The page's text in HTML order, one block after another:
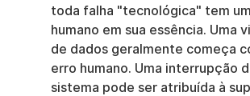
toda falha "tecnológica" tem
humano em sua essência. Uma
de dados geralmente começa
erro humano. Uma interrupção
sistema pode ser atribuída à